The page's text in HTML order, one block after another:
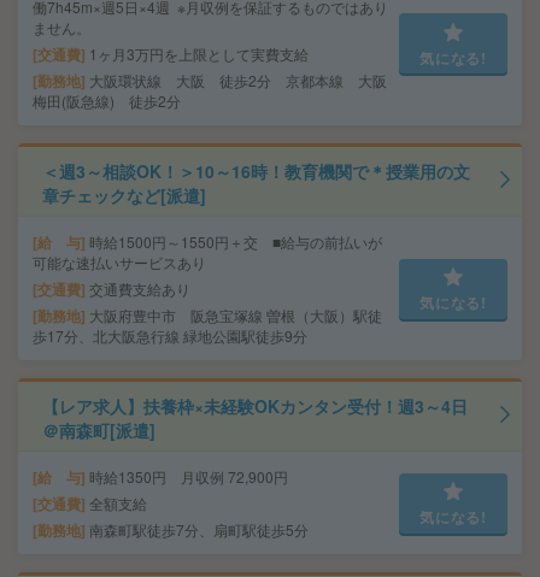
働7h45m×週5日×4週 ※月収例を保証するものではあり
ません。
交通費 1ヶ月3万円を上限として実費支給
勤務地 大阪環状線 大阪 徒歩2分 京都本線 大阪
梅田(阪急線) 徒歩2分
気になる!
＜週3～相談OK！＞10～16時！教育機関で＊授業用の文
章チェックなど[派遣]
給 与 時給1500円～1550円＋交 ■給与の前払いが
可能な速払いサービスあり
交通費 交通費支給あり
勤務地 大阪府豊中市 阪急宝塚線 曽根（大阪）駅徒
歩17分、北大阪急行線 緑地公園駅徒歩9分
気になる!
【レア求人】扶養枠×未経験OKカンタン受付！週3～4日
＠南森町[派遣]
給 与 時給1350円 月収例 72,900円
交通費 全額支給
勤務地 南森町駅徒歩7分、扇町駅徒歩5分
気になる!